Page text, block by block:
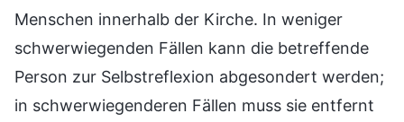
Menschen innerhalb der Kirche. In weniger
schwerwiegenden Fällen kann die betreffende
Person zur Selbstreflexion abgesondert werden;
in schwerwiegenderen Fällen muss sie entfernt